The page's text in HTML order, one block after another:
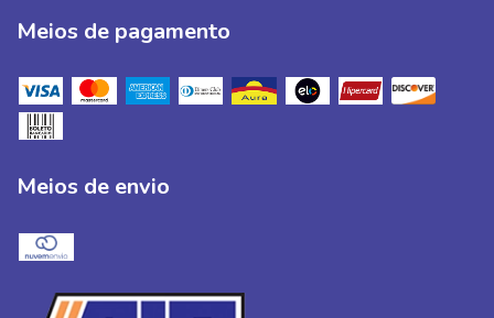
Meios de pagamento
Meios de envio